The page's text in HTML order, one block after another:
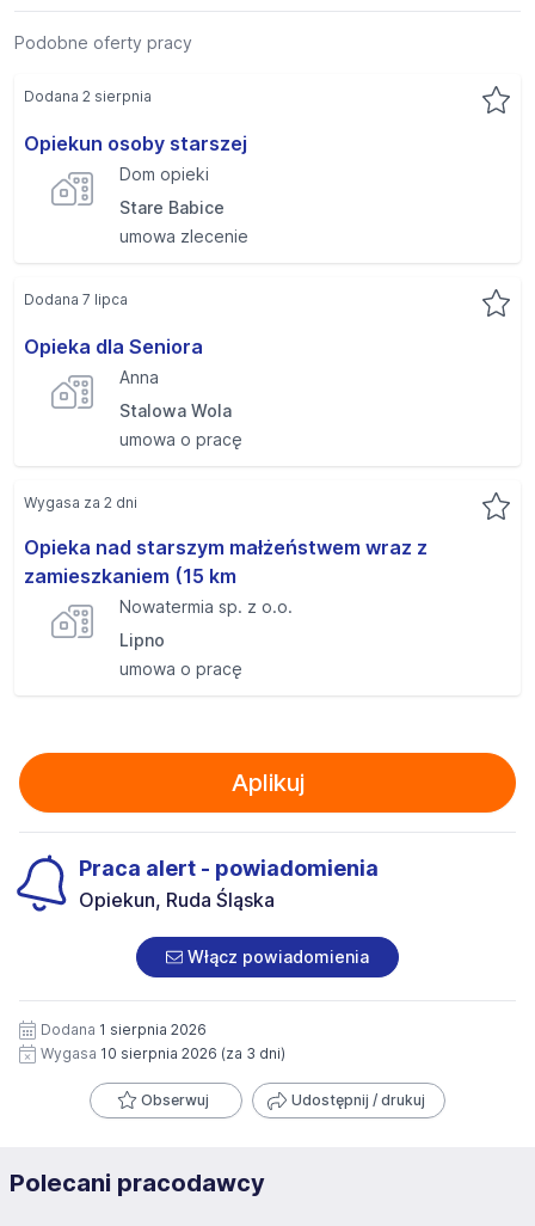
Podobne oferty pracy
Opiekun osoby starszej
Dom opieki
Stare Babice
umowa zlecenie
Dodana 2 sierpnia
Opieka dla Seniora
Anna
Stalowa Wola
umowa o pracę
Dodana 7 lipca
Opieka nad starszym małżeństwem wraz z
zamieszkaniem (15 km
Nowatermia sp. z o.o.
Lipno
umowa o pracę
Wygasa za 2 dni
Aplikuj
Praca alert - powiadomienia
Opiekun, Ruda Śląska
Włącz powiadomienia
Dodana 1 sierpnia 2026
Wygasa 10 sierpnia 2026 (za 3 dni)
Obserwuj Udostępnij / drukuj
Polecani pracodawcy